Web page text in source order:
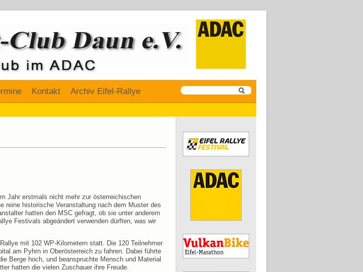
Kontakt Archiv Eifel-Rallye
Jahr erstmals nicht mehr zur österreichischen
reine historische Veranstaltung nach dem Muster des
hatten den MSC gefragt, ob sie unter anderem
Festivals abgeändert verwenden dürften, was wir
mit 102 WP-Kilometern statt. Die 120 Teilnehmer
am Pyhrn in Oberösterreich zu fahren. Dabei führte
Berge hoch, und beanspruchte Mensch und Material
hatten die vielen Zuschauer ihre Freude.